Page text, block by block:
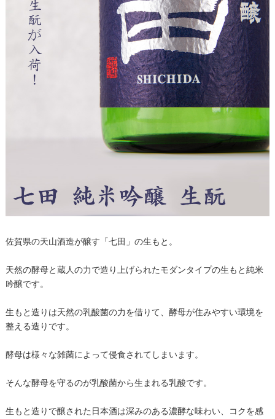
佐賀県の天山酒造が醸す「七田」の生もと。
天然の酵母と蔵人の力で造り上げられたモダンタイプの生もと純米
吟醸です。
生もと造りは天然の乳酸菌の力を借りて、酵母が住みやすい環境を
整える造りです。
酵母は様々な雑菌によって侵食されてしまいます。
そんな酵母を守るのが乳酸菌から生まれる乳酸です。
生もと造りで醸された日本酒は深みのある濃酵な味わい、コクを感